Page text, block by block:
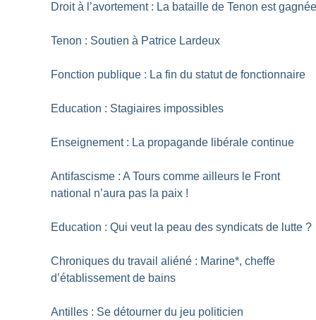
Droit à l’avortement : La bataille de Tenon est
Tenon : Soutien à Patrice Lardeux
Fonction publique : La fin du statut de fonctionnaire
Education : Stagiaires impossibles
Enseignement : La propagande libérale continue
Antifascisme : A Tours comme ailleurs le Front
national n’aura pas la paix !
Education : Qui veut la peau des syndicats de lutte ?
Chroniques du travail aliéné : Marine*, cheffe
d’établissement de bains
Antilles : Se détourner du jeu politicien